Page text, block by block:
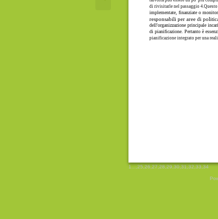
di rivisitarle nel passaggio 4.Questo
implementate, finanziate o
responsabili per aree di
dell'organizzazione principale
di pianificazione. Pertanto è
pianificazione integrato per una
1...,25,26,27,28,29,30,31,32,33,34